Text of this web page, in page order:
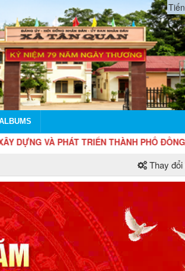
PHÁT TRIỂN THÀNH PHỐ ĐỒNG NAI “VĂN
Thay